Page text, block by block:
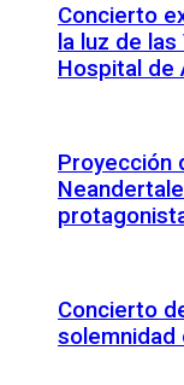
Concierto
la luz de
Hospital de
Proyección
Concierto
solemnidad